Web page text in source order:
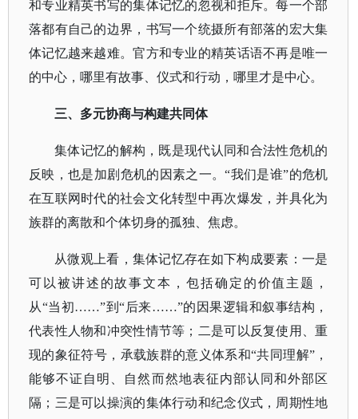
和专业精英书写的集体记忆的忽视和拒斥。每一个部
落都有自己的边界，书写一个统摄所有部落的宏大集
体记忆越来越难。官方和专业的精英话语不再是唯一
的中心，哪里有故事、仪式和行动，哪里才是中心。
三、多元协商与构建共同体
集体记忆的解构，既是现代认同和合法性危机的
反映，也是加剧危机的因素之一。“我们是谁”的危机
在互联网时代的社会文化转型中再次爆发，并具化为
族群的离散和个体切身的孤独、焦虑。
从微观上看，集体记忆存在如下构成要素：一是
可以被讲述的故事文本，包括确定的价值主题，
从“当初……”到“后来……”的因果逻辑和叙事结构，
代表性人物和冲突性情节等；二是可以反复使用、重
现的象征符号，承载族群的意义体系和“共同理解”，
能够不证自明、自然而然地表征内部认同和外部区
隔；三是可以操演的集体行动和纪念仪式，周期性地